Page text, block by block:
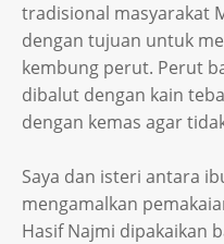
tradisional masyarakat
dengan tujuan untuk
kembung perut. Perut
dibalut dengan kain
dengan kemas agar
Saya dan isteri antara
mengamalkan
Hasif Najmi dipakaikan